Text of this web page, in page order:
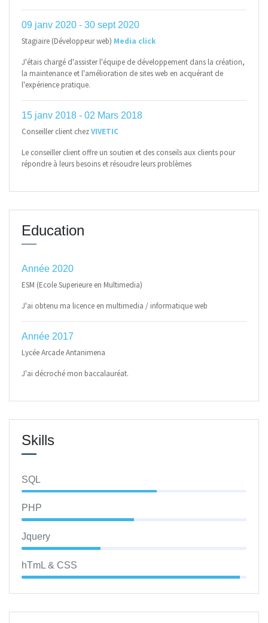
09 janv 2020 - 30 sept 2020
Stagiaire (Développeur web) Media click
J'étais chargé d'assister l'équipe de développement dans la création,
la maintenance et l'amélioration de sites web en acquérant de
l'expérience pratique.
15 janv 2018 - 02 Mars 2018
Conseiller client chezVIVETIC
Le conseiller client offre un soutien et des conseils aux clients pour
répondre à leurs besoins et résoudre leurs problèmes
Education
Année 2020
ESM (Ecole Superieure en Multimedia)
J'ai obtenu ma licence en multimedia / informatique web
Année 2017
Lycée Arcade Antanimena
J'ai décroché mon baccalauréat.
Skills
SQL
PHP
Jquery
hTmL & CSS